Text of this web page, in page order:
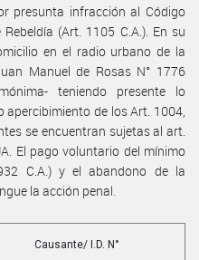
presunta infracción al Código
(Art. 1105 C.A.). En su
en el radio urbano de la
Manuel de Rosas N° 1776
teniendo presente lo
apercibimiento de los Art. 1004,
se encuentran sujetas al art.
El pago voluntario del mínimo
C.A.) y el abandono de la
la acción penal.
Causante/ I.D. N°